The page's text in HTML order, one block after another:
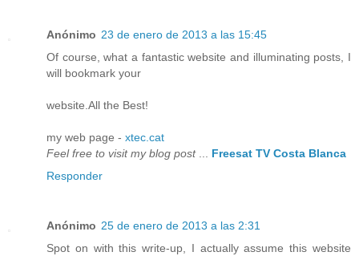
Anónimo 23 de enero de 2013 a las 15:45
Of course, what a fantastic website and illuminating posts, I
will bookmark your
website.All the Best!
my web page - xtec.cat
Feel free to visit my blog post... Freesat TV Costa Blanca
Responder
Anónimo 25 de enero de 2013 a las 2:31
Spot on with this write-up, I actually assume this website